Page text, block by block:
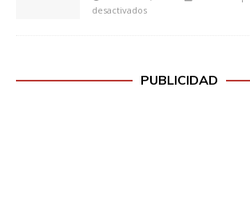
desactivados
PUBLICIDAD